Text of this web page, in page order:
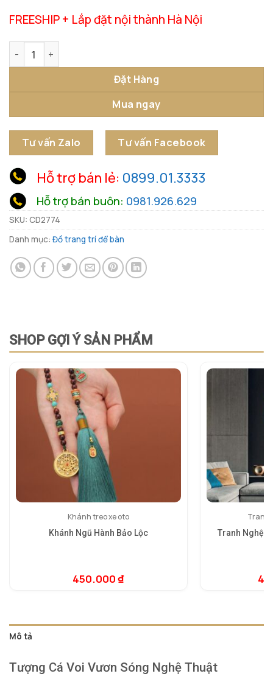
FREESHIP + Lắp đặt nội thành Hà Nội
Tượng Cá Voi Vươn Sóng Nghệ Thuật số lượng
Đặt Hàng
Mua ngay
Tư vấn Zalo Tư vấn Facebook
Hỗ trợ bán lẻ: 0899.01.3333
Hỗ trợ bán buôn: 0981.926.629
SKU: CD2774
Danh mục: Đồ trang trí để bàn
SHOP GỢI Ý SẢN PHẨM
Khánh treo xe oto
Khánh Ngũ Hành Bảo Lộc
450.000₫
Tranh
Tranh Nghệ
Mô tả
Tượng Cá Voi Vươn Sóng Nghệ Thuật